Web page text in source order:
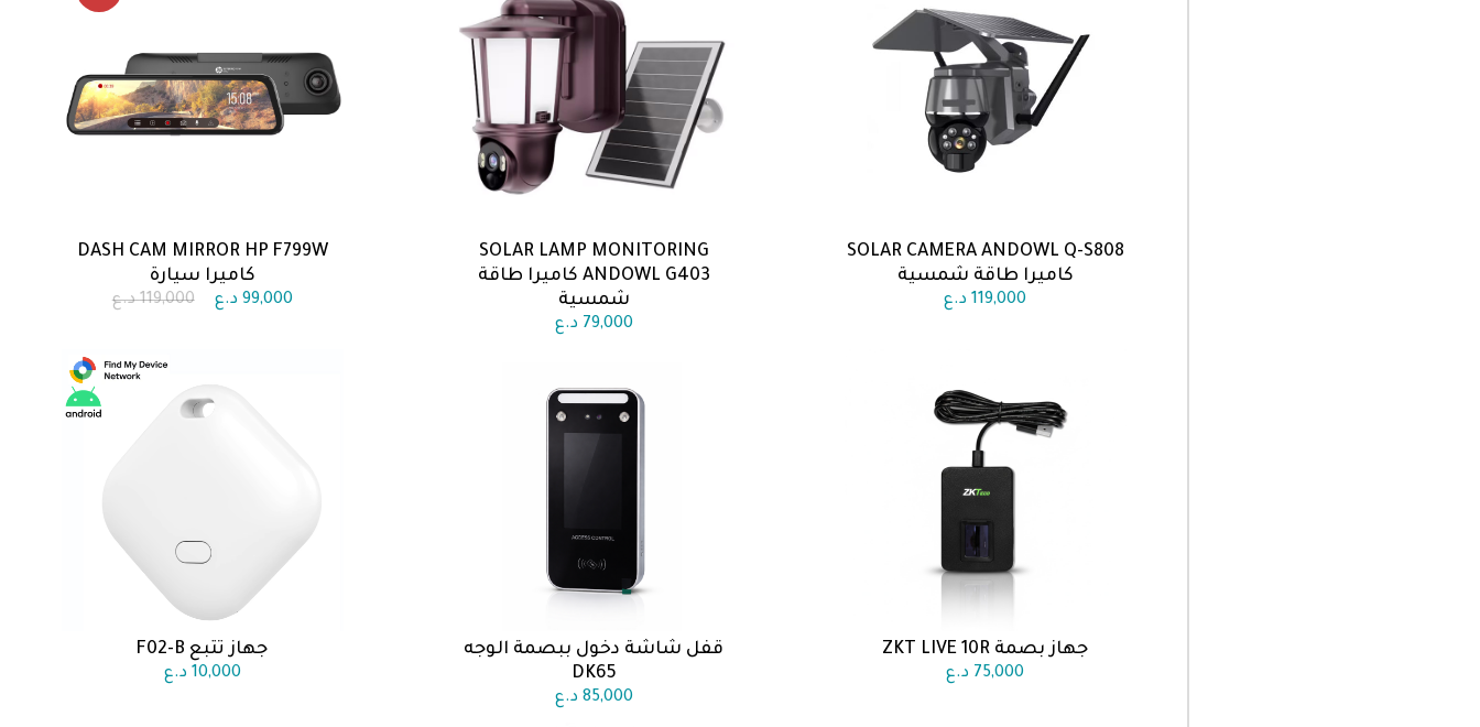
اضف الى السلة
SOLAR CAMERA ANDOWL Q-S808
كاميرا طاقة شمسية
119,000 د.ع
اضف الى السلة
SOLAR LAMP MONITORING
ANDOWL G403 كاميرا طاقة
شمسية
79,000 د.ع
اضف الى السلة
DASH CAM MIRROR HP F799W
كاميرا سيارة
99,000 د.ع 119,000د.ع
اضف الى السلةجهاز بصمة ZKT LIVE 10R
75,000 د.ع
اضف الى السلة
قفل شاشة دخول ببصمة الوجه
DK65
85,000 د.ع
اضف الى السلة
جهاز تتبع F02-B
10,000 د.ع